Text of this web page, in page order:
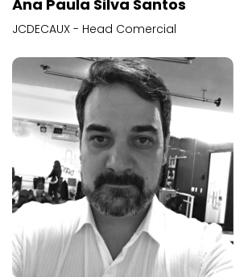
Ana Paula Silva Santos
JCDECAUX - Head Comercial